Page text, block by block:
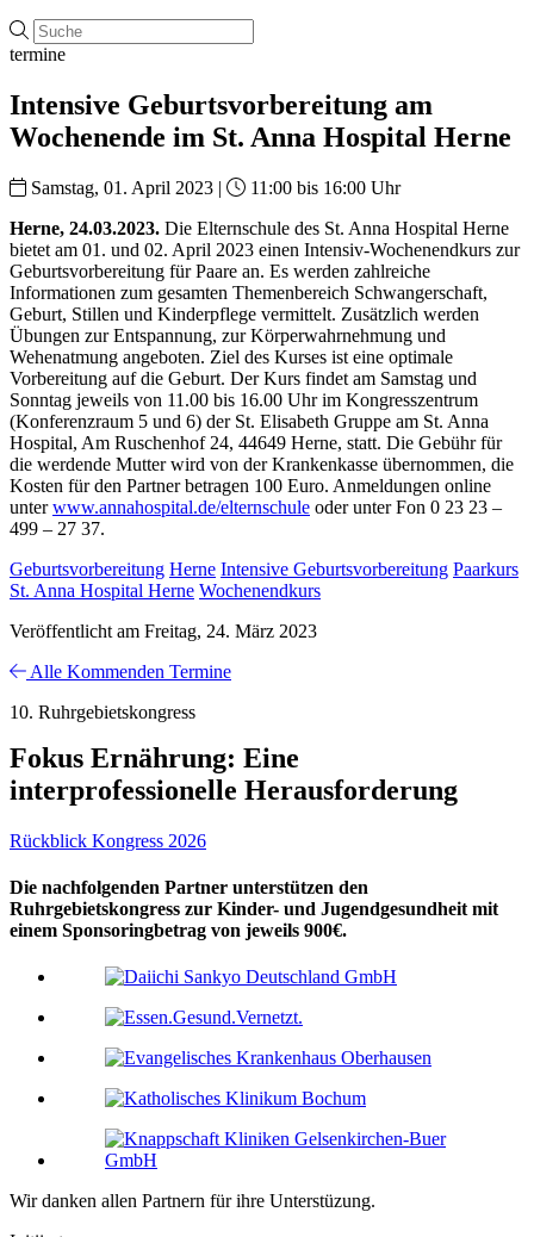
termine
Intensive Geburtsvorbereitung am
Wochenende im St. Anna Hospital Herne
Samstag, 01. April 2023 |
11:00 bis 16:00 Uhr
Herne, 24.03.2023. Die Elternschule des St. Anna Hospital Herne
bietet am 01. und 02. April 2023 einen Intensiv-Wochenendkurs zur
Geburtsvorbereitung für Paare an. Es werden zahlreiche
Informationen zum gesamten Themenbereich Schwangerschaft,
Geburt, Stillen und Kinderpflege vermittelt. Zusätzlich werden
Übungen zur Entspannung, zur Körperwahrnehmung und
Wehenatmung angeboten. Ziel des Kurses ist eine optimale
Vorbereitung auf die Geburt. Der Kurs findet am Samstag und
Sonntag jeweils von 11.00 bis 16.00 Uhr im Kongresszentrum
(Konferenzraum 5 und 6) der St. Elisabeth Gruppe am St. Anna
Hospital, Am Ruschenhof 24, 44649 Herne, statt. Die Gebühr für
die werdende Mutter wird von der Krankenkasse übernommen, die
Kosten für den Partner betragen 100 Euro. Anmeldungen online
unterwww.annahospital.de/elternschule oder unter Fon 0 23 23 –
499 – 27 37.
Geburtsvorbereitung Herne Intensive Geburtsvorbereitung Paarkurs
St. Anna Hospital Herne Wochenendkurs
Veröffentlicht am Freitag, 24. März 2023
Alle Kommenden Termine
10. Ruhrgebietskongress
Fokus Ernährung: Eine
interprofessionelle Herausforderung
Rückblick Kongress 2026
Die nachfolgenden Partner unterstützen den
Ruhrgebietskongress zur Kinder- und Jugendgesundheit mit
einem Sponsoringbetrag von jeweils 900€.
Wir danken allen Partnern für ihre Unterstüzung.